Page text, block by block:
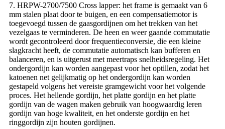
7. HRPW-2700/7500 Cross lapper: het frame is gemaakt van 6
mm stalen plaat door te buigen, en een compensatiemotor is
toegevoegd tussen de gaasgordijnen om het trekken van het
vezelgaas te verminderen. De heen en weer gaande commutatie
wordt gecontroleerd door frequentieconversie, die een kleine
slagkracht heeft, de commutatie automatisch kan bufferen en
balanceren, en is uitgerust met meertraps snelheidsregeling. Het
ondergordijn kan worden aangepast voor het optillen, zodat het
katoenen net gelijkmatig op het ondergordijn kan worden
gestapeld volgens het vereiste gramgewicht voor het volgende
proces. Het hellende gordijn, het platte gordijn en het platte
gordijn van de wagen maken gebruik van hoogwaardig leren
gordijn van hoge kwaliteit, en het onderste gordijn en het
ringgordijn zijn houten gordijnen.